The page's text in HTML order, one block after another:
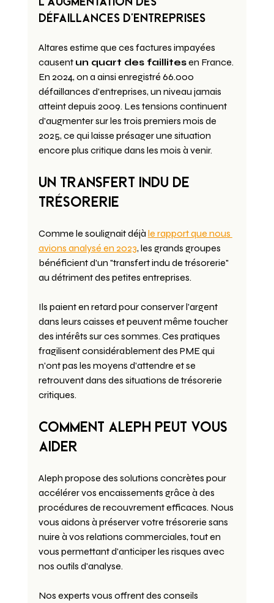
défaillances d'entreprises
Altares estime que ces factures impayées
causent un quart des faillites en France.
En 2024, on a ainsi enregistré 66.000
défaillances d'entreprises, un niveau jamais
atteint depuis 2009. Les tensions continuent
d'augmenter sur les trois premiers mois de
2025, ce qui laisse présager une situation
encore plus critique dans les mois à venir.
Un transfert indu de
trésorerie
Comme le soulignait déjà le rapport que nous
avions analysé en 2023, les grands groupes
bénéficient d'un "transfert indu de trésorerie"
au détriment des petites entreprises.
Ils paient en retard pour conserver l'argent
dans leurs caisses et peuvent même toucher
des intérêts sur ces sommes. Ces pratiques
fragilisent considérablement des PME qui
n'ont pas les moyens d'attendre et se
retrouvent dans des situations de trésorerie
critiques.
Comment Aleph peut vous
aider
Aleph propose des solutions concrètes pour
accélérer vos encaissements grâce à des
procédures de recouvrement efficaces. Nous
vous aidons à préserver votre trésorerie sans
nuire à vos relations commerciales, tout en
vous permettant d'anticiper les risques avec
nos outils d'analyse.
Nos experts vous offrent des conseils